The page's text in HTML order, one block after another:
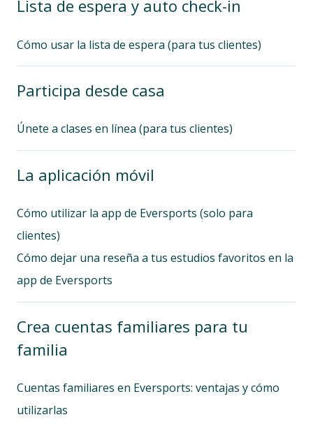
Lista de espera y auto check-in
Cómo usar la lista de espera (para tus clientes)
Participa desde casa
Únete a clases en línea (para tus clientes)
La aplicación móvil
Cómo utilizar la app de Eversports (solo para
clientes)
Cómo dejar una reseña a tus estudios favoritos en la
app de Eversports
Crea cuentas familiares para tu
familia
Cuentas familiares en Eversports: ventajas y cómo
utilizarlas